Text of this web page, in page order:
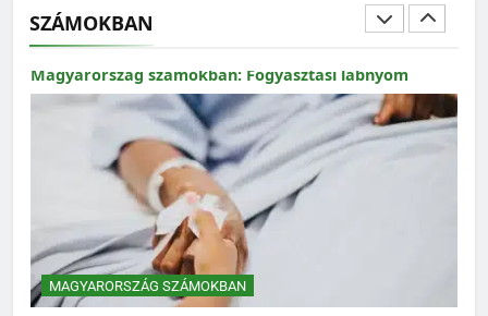
SZÁMOKBAN
MAGYARORSZÁG SZÁMOKBAN
Magyarország számokban: Fogyasztási lábnyom
MAGYARORSZÁG SZÁMOKBAN